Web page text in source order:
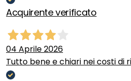
Acquirente verificato
04 Aprile 2026
Tutto bene e chiari nei costi di